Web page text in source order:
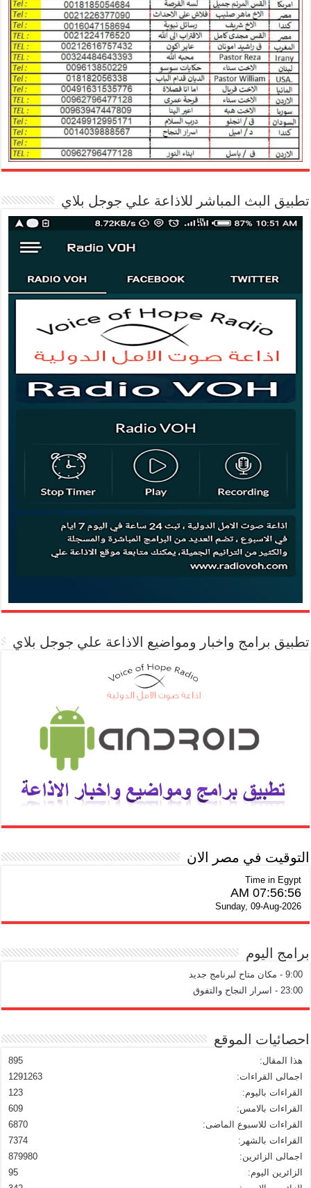
تطبيق البث المباشر للاذاعة علي جوجل بلاي
تطبيق برامج واخبار ومواضيع الاذاعة علي جوجل بلاي
التوقيت في مصر الان
Time in Egypt
07:56:56 AM
Sunday, 09-Aug-2026
برامج اليوم
9:00 - مكان متاح لبرنامج جديد
23:00 - اسرار النجاح والتفوق
احصائيات الموقع
895
هذا المقال:
1291263
اجمالى القراءات:
123
القراءات باليوم:
609
القراءات بالامس:
6870
القراءات للاسبوع الماضى:
7374
القراءات بالشهر:
879980
اجمالى الزائرين:
95
الزائرين اليوم: